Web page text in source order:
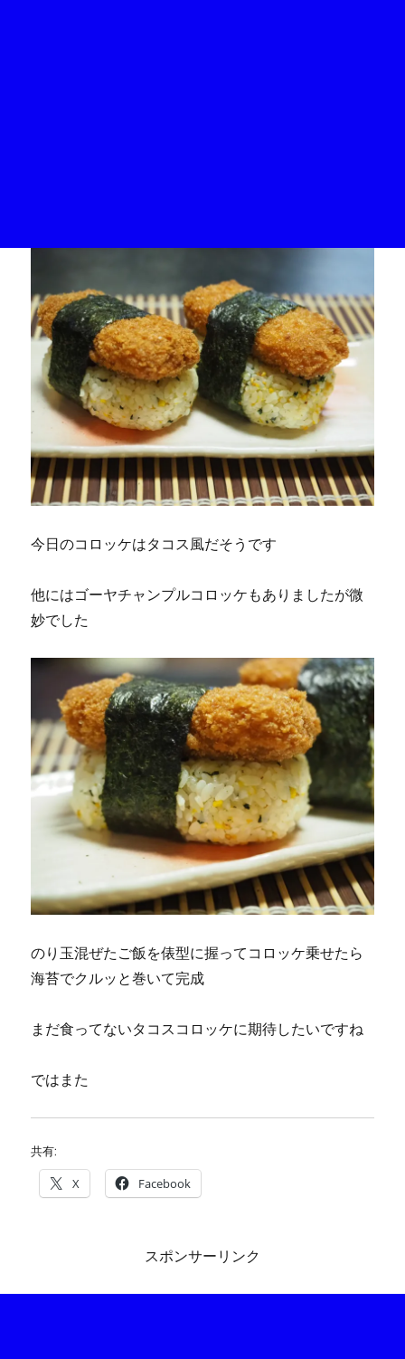
今日のコロッケはタコス風だそうです
他にはゴーヤチャンプルコロッケもありましたが微
妙でした
のり玉混ぜたご飯を俵型に握ってコロッケ乗せたら
海苔でクルッと巻いて完成
まだ食ってないタコスコロッケに期待したいですね
ではまた
共有:
X Facebook
スポンサーリンク